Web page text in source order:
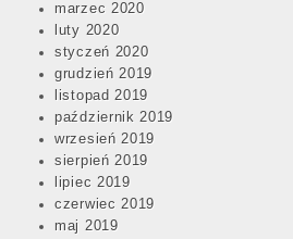
marzec 2020
luty 2020
styczeń 2020
grudzień 2019
listopad 2019
październik 2019
wrzesień 2019
sierpień 2019
lipiec 2019
czerwiec 2019
maj 2019